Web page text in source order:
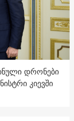
დრონები
კიევში